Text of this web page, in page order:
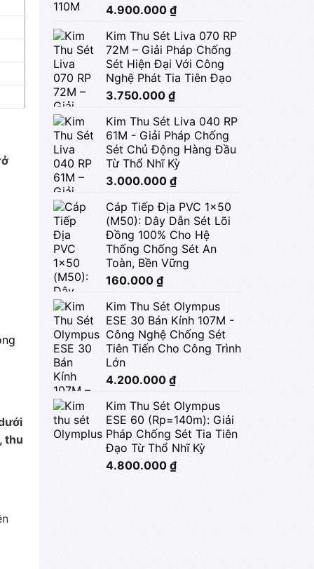
thu
4.900.000 ₫
Kim Thu Sét Liva 070 RP
72M – Giải Pháp Chống
Sét Hiện Đại Với Công
Nghệ Phát Tia Tiên Đạo
3.750.000 ₫
Kim Thu Sét Liva 040 RP
61M - Giải Pháp Chống
Sét Chủ Động Hàng Đầu
Từ Thổ Nhĩ Kỳ
3.000.000 ₫
Cáp Tiếp Địa PVC 1x50
(M50): Dây Dẫn Sét Lõi
Đồng 100% Cho Hệ
Thống Chống Sét An
Toàn, Bền Vững
160.000 ₫
Kim Thu Sét Olympus
ESE 30 Bán Kính 107M -
Công Nghệ Chống Sét
Tiên Tiến Cho Công Trình
Lớn
4.200.000 ₫
Kim Thu Sét Olympus
ESE 60 (Rp=140m): Giải
Pháp Chống Sét Tia Tiên
Đạo Từ Thổ Nhĩ Kỳ
4.800.000 ₫